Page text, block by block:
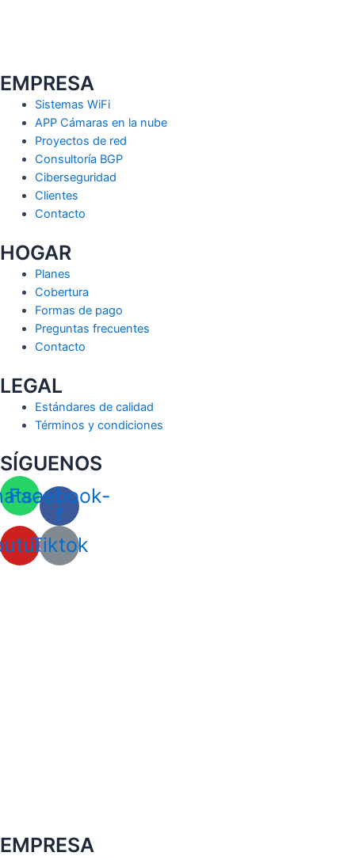
EMPRESA
Sistemas WiFi
APP Cámaras en la nube
Proyectos de red
Consultoría BGP
Ciberseguridad
Clientes
Contacto
HOGAR
Planes
Cobertura
Formas de pago
Preguntas frecuentes
Contacto
LEGAL
Estándares de calidad
Términos y condiciones
SÍGUENOS
Facebook-
f
Tiktok
EMPRESA